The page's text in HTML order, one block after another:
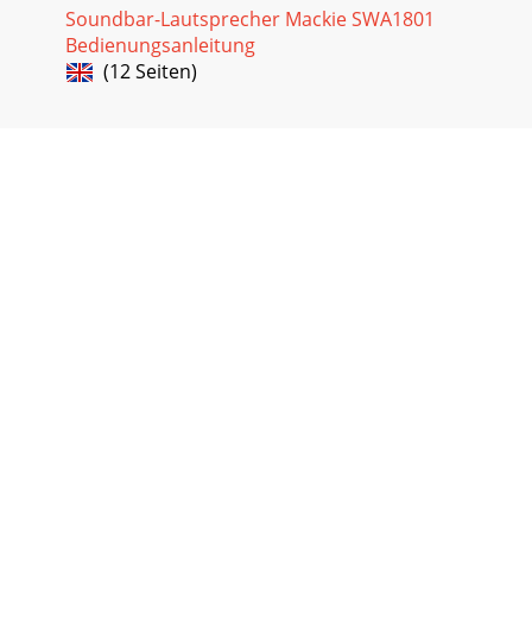
Soundbar-Lautsprecher Mackie SWA1801
Bedienungsanleitung
(12 Seiten)